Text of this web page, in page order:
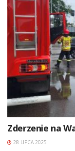
Zderzenie na
28 LIPCA 2025